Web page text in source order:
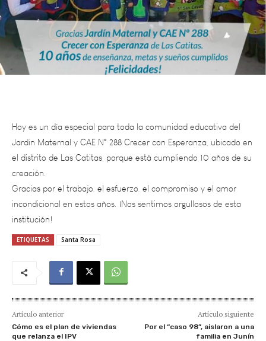
Jardin Maternal y CAE N° 288 Crecer con Esperanza, ubicado en
el distrito de Las Catitas, porque está cumpliendo 10 años de su
creación.
Gracias por el trabajo, el esfuerzo, el compromiso y el amor
incondicional en estos años. ¡Nos sentimos orgullosos de esta
institución!
ETIQUETAS Santa Rosa
Artículo anterior
Cómo es el plan de viviendas
que relanza el IPV
Artículo siguiente
Por el “caso 98”, aislaron a una
familia en Junín